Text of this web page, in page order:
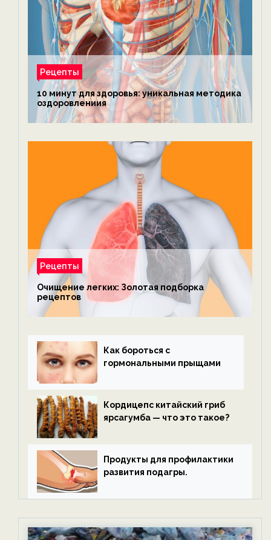
Рецепты
10 минут для здоровья: уникальная методика
оздоровлениия
Рецепты
Очищение легких: Золотая подборка
рецептов
Как бороться с
гормональными прыщами
Кордицепс китайский гриб
ярсагумба — что это такое?
Продукты для профилактики
развития подагры.